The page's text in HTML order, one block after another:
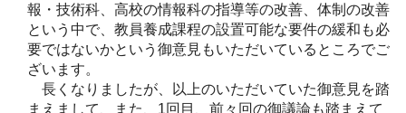
報・技術科、高校の情報科の指導等の改善、体制の改善
という中で、教員養成課程の設置可能な要件の緩和も必
要ではないかという御意見もいただいているところでご
ざいます。
長くなりましたが、以上のいただいていた御意見を踏
まえまして、また、1回目、前々回の御議論も踏まえて